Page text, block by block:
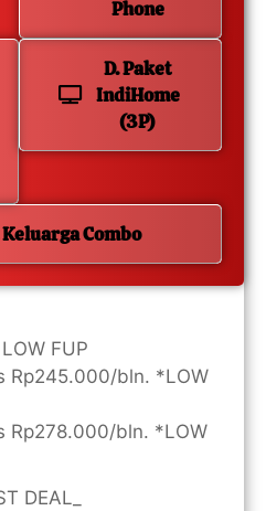
Phone
D. Paket
IndiHome
(3P)
Combo
FUP
Rp245.000/bln. *LOW
Rp278.000/bln. *LOW
DEAL_